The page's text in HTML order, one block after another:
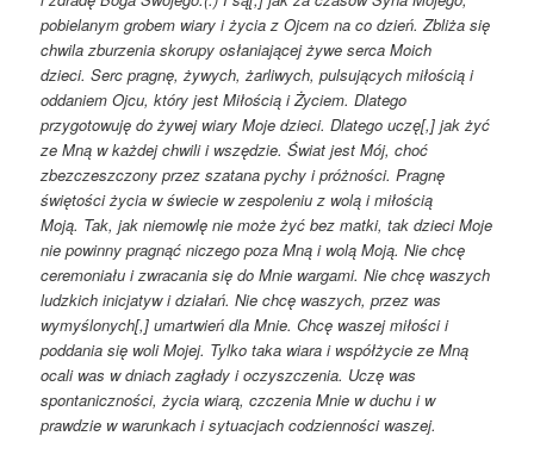
pobielanym grobem wiary i życia z Ojcem na co dzień. Zbliża się
chwila zburzenia skorupy osłaniającej żywe serca Moich
dzieci. Serc pragnę, żywych, żarliwych, pulsujących miłością i
oddaniem Ojcu, który jest Miłością i Życiem. Dlatego
przygotowuję do żywej wiary Moje dzieci. Dlatego uczę[,] jak żyć
ze Mną w każdej chwili i wszędzie. Świat jest Mój, choć
zbezczeszczony przez szatana pychy i próżności. Pragnę
świętości życia w świecie w zespoleniu z wolą i miłością
Moją. Tak, jak niemowlę nie może żyć bez matki, tak dzieci Moje
nie powinny pragnąć niczego poza Mną i wolą Moją. Nie chcę
ceremoniału i zwracania się do Mnie wargami. Nie chcę waszych
ludzkich inicjatyw i działań. Nie chcę waszych, przez was
wymyślonych[,] umartwień dla Mnie. Chcę waszej miłości i
poddania się woli Mojej. Tylko taka wiara i współżycie ze Mną
ocali was w dniach zagłady i oczyszczenia. Uczę was
spontaniczności, życia wiarą, czczenia Mnie w duchu i w
prawdzie w warunkach i sytuacjach codzienności waszej.